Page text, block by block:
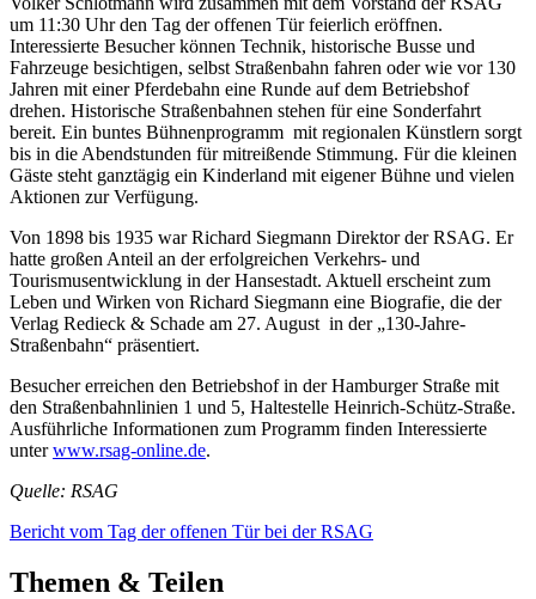
um 11:30 Uhr den Tag der offenen Tür feierlich eröffnen.
Interessierte Besucher können Technik, historische Busse und
Fahrzeuge besichtigen, selbst Straßenbahn fahren oder wie vor 130
Jahren mit einer Pferdebahn eine Runde auf dem Betriebshof
drehen. Historische Straßenbahnen stehen für eine Sonderfahrt
bereit. Ein buntes Bühnenprogramm mit regionalen Künstlern sorgt
bis in die Abendstunden für mitreißende Stimmung. Für die kleinen
Gäste steht ganztägig ein Kinderland mit eigener Bühne und vielen
Aktionen zur Verfügung.
Von 1898 bis 1935 war Richard Siegmann Direktor der RSAG. Er
hatte großen Anteil an der erfolgreichen Verkehrs- und
Tourismusentwicklung in der Hansestadt. Aktuell erscheint zum
Leben und Wirken von Richard Siegmann eine Biografie, die der
Verlag Redieck & Schade am 27. August in der „130-Jahre-
Straßenbahn“ präsentiert.
Besucher erreichen den Betriebshof in der Hamburger Straße mit
den Straßenbahnlinien 1 und 5, Haltestelle Heinrich-Schütz-Straße.
Ausführliche Informationen zum Programm finden Interessierte
unterwww.rsag-online.de.
Quelle: RSAG
Bericht vom Tag der offenen Tür bei der RSAG
Themen & Teilen